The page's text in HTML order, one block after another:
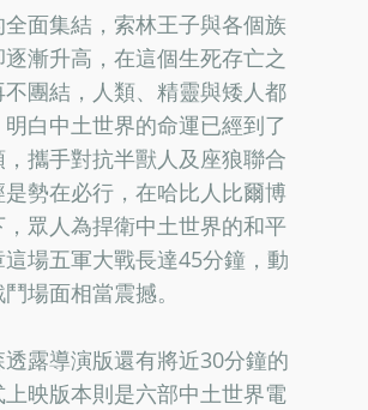
面集結，索林王子與各個族
漸升高，在這個生死存亡之
團結，人類、精靈與矮人都
白中土世界的命運已經到了
攜手對抗半獸人及座狼聯合
勢在必行，在哈比人比爾博
眾人為捍衛中土世界的和平
場五軍大戰長達45分鐘，動
場面相當震撼。
露導演版還有將近30分鐘的
映版本則是六部中土世界電